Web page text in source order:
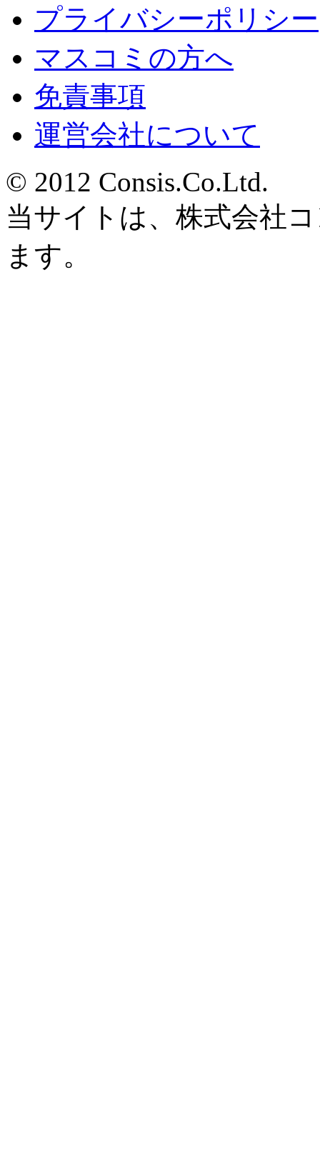
プライバシーポリシー
マスコミの方へ
免責事項
運営会社について
© 2012 Consis.Co.Ltd.
当サイトは、株式会社
ます。